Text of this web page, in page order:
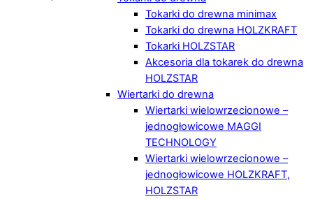
Tokarki do drewna minimax
Tokarki do drewna HOLZKRAFT
Tokarki HOLZSTAR
Akcesoria dla tokarek do drewna
HOLZSTAR
Wiertarki do drewna
Wiertarki wielowrzecionowe –
jednogłowicowe MAGGI
TECHNOLOGY
Wiertarki wielowrzecionowe –
jednogłowicowe HOLZKRAFT,
HOLZSTAR